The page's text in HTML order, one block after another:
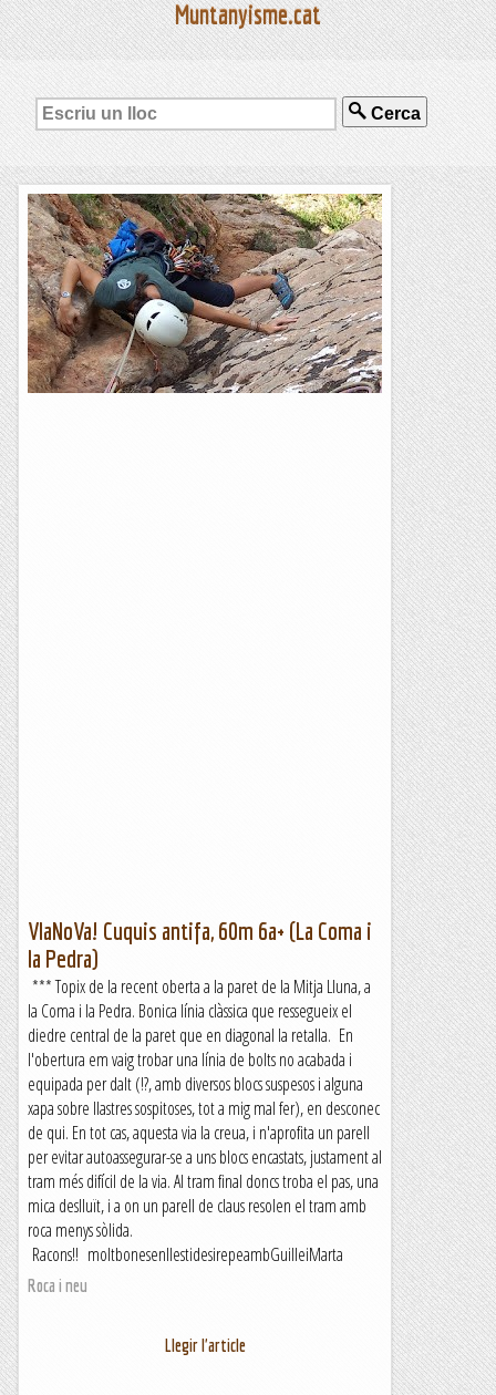
Muntanyisme.cat
Cerca
VIaNoVa! Cuquis antifa, 60m 6a+ (La Coma i
la Pedra)
*** Topix de la recent oberta a la paret de la Mitja Lluna, a
la Coma i la Pedra. Bonica línia clàssica que ressegueix el
diedre central de la paret que en diagonal la retalla. En
l'obertura em vaig trobar una línia de bolts no acabada i
equipada per dalt (!?, amb diversos blocs suspesos i alguna
xapa sobre llastres sospitoses, tot a mig mal fer), en desconec
de qui. En tot cas, aquesta via la creua, i n'aprofita un parell
per evitar autoassegurar-se a uns blocs encastats, justament al
tram més difícil de la via. Al tram final doncs troba el pas, una
mica deslluït, i a on un parell de claus resolen el tram amb
roca menys sòlida.
Racons!! moltbonesenllestidesirepeambGuilleiMarta
Roca i neu
Llegir l'article